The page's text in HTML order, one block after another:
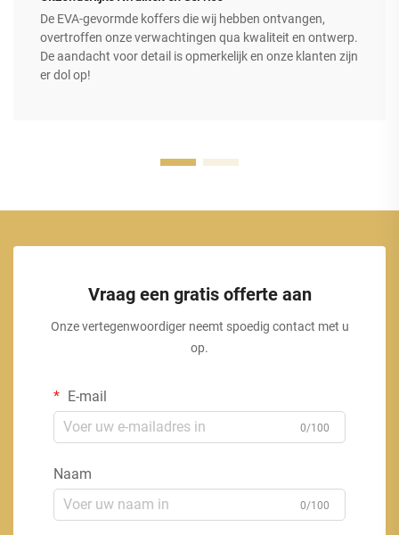
De EVA-gevormde koffers die wij hebben ontvangen,
overtroffen onze verwachtingen qua kwaliteit en ontwerp.
De aandacht voor detail is opmerkelijk en onze klanten zijn
er dol op!
Vraag een gratis offerte aan
Onze vertegenwoordiger neemt spoedig contact met u
op.
E-mail
0/100
Naam
0/100